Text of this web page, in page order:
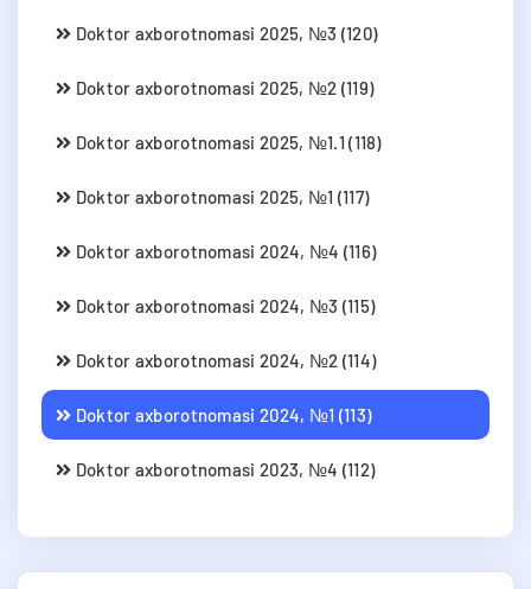
Doktor axborotnomasi 2025, №3 (120)
Doktor axborotnomasi 2025, №2 (119)
Doktor axborotnomasi 2025, №1.1 (118)
Doktor axborotnomasi 2025, №1 (117)
Doktor axborotnomasi 2024, №4 (116)
Doktor axborotnomasi 2024, №3 (115)
Doktor axborotnomasi 2024, №2 (114)
Doktor axborotnomasi 2024, №1 (113)
Doktor axborotnomasi 2023, №4 (112)